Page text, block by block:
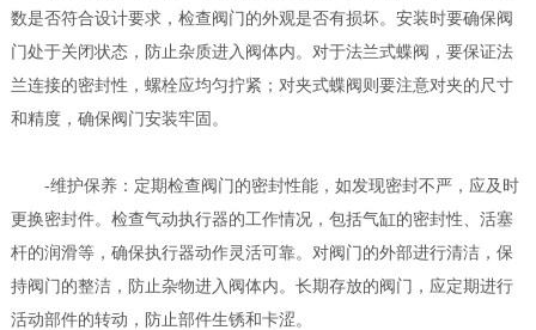
数是否符合设计要求，检查阀门的外观是否有损坏。安装时要确保阀
门处于关闭状态，防止杂质进入阀体内。对于法兰式蝶阀，要保证法
兰连接的密封性，螺栓应均匀拧紧；对夹式蝶阀则要注意对夹的尺寸
和精度，确保阀门安装牢固。
-维护保养：定期检查阀门的密封性能，如发现密封不严，应及时
更换密封件。检查气动执行器的工作情况，包括气缸的密封性、活塞
杆的润滑等，确保执行器动作灵活可靠。对阀门的外部进行清洁，保
持阀门的整洁，防止杂物进入阀体内。长期存放的阀门，应定期进行
活动部件的转动，防止部件生锈和卡涩。